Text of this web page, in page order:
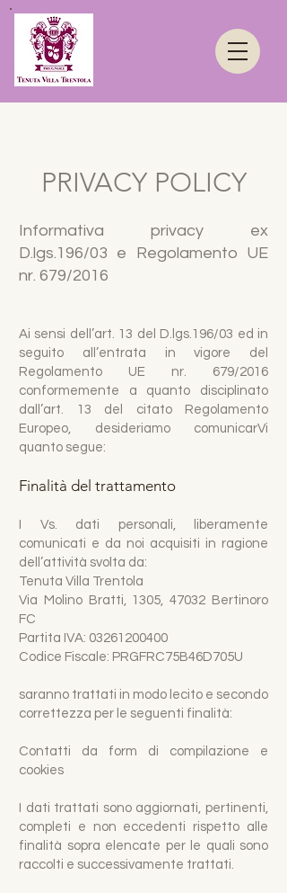
PRIVACY POLICY
Informativa privacy ex
D.lgs.196/03 e Regolamento UE
nr. 679/2016
Ai sensi dell’art. 13 del D.lgs.196/03 ed in
seguito all’entrata in vigore del
Regolamento UE nr. 679/2016
conformemente a quanto disciplinato
dall’art. 13 del citato Regolamento
Europeo, desideriamo comunicarVi
quanto segue:
Finalità del trattamento
I Vs. dati personali, liberamente
comunicati e da noi acquisiti in ragione
dell’attività svolta da:
Tenuta Villa Trentola
Via Molino Bratti, 1305, 47032 Bertinoro
FC
Partita IVA: 03261200400
Codice Fiscale: PRGFRC75B46D705U
saranno trattati in modo lecito e secondo
correttezza per le seguenti finalità:
Contatti da form di compilazione e
cookies
I dati trattati sono aggiornati, pertinenti,
completi e non eccedenti rispetto alle
finalità sopra elencate per le quali sono
raccolti e successivamente trattati.